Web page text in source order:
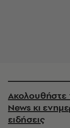
Ακολουθήστε
News κι
ειδήσεις